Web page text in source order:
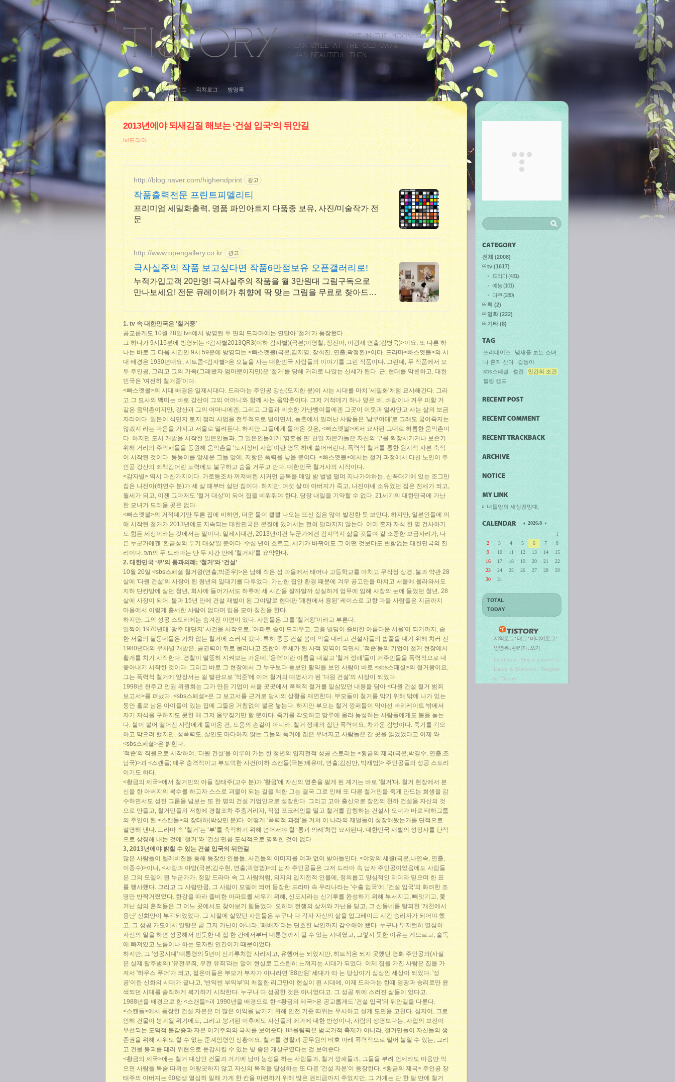
홈 태그 미디어로그 위치로그 방명록
2013년에야 되새김질 해보는 ‘건설 입국’의 뒤안길
tv/드라마
http://blog.naver.com/highendprint 광고
작품출력전문 프린트피델리티
프리미엄 세밀화출력, 명품 파인아트지 다품종 보유, 사진/미술작가 전
문
http://www.opengallery.co.kr 광고
극사실주의 작품 보고싶다면 작품6만점보유 오픈갤러리로!
누적가입고객 20만명! 극사실주의 작품을 월 3만원대 그림구독으로
만나보세요! 전문 큐레이터가 취향에 딱 맞는 그림을 무료로 찾아드립
니다.
1. tv 속 대한민국은 ‘철거중’
공교롭게도 10월 28일 tvn에서 방영된 두 편의 드라마에는 연달아 '철거'가 등장했다.
그 하나가 9시15분에 방영되는 <감자별2013QR3(이하 감자별)(극본;이영철, 장진아, 이광재 연출;김병욱)>이요, 또 다른 하
나는 바로 그 다음 시간인 9시 59분에 방영되는 <빠스껫볼(극본;김지영, 장희진, 연출;곽정환)>이다. 드라마<빠스껫볼>의 시
대 배경은 1930년대요, 시트콤<감자별>은 오늘을 사는 대한민국 사람들의 이야기를 그린 작품이다. 그런데, 두 작품에서 모
두 주인공, 그리고 그의 가족(그래봤자 엄마뿐이지만)은 '철거'를 당해 거리로 나앉는 신세가 된다. 근, 현대를 막론하고, 대한
민국은 '여전히 철거중'이다.
<빠스껫볼>의 시대 배경은 일제시대다. 드라마는 주인공 강산(도지한 분)이 사는 시대를 마치 '세밀화'처럼 묘사해간다. 그리
고 그 묘사의 백미는 바로 강산이 그의 어머니와 함께 사는 움막촌이다. 그저 거적데기 하나 덮은 비, 바람이나 겨우 피할 거
같은 움막촌이지만, 강산과 그의 어머니에겐, 그리고 그들과 비슷한 가난뱅이들에겐 그곳이 이웃과 얼싸안고 사는 삶의 보금
자리이다. 일본이 식민지 토지 정리 사업을 전투적으로 벌이면서, 농촌에서 밀려난 사람들은 '남부여대'로 그래도 굶어죽지는
않겠지 라는 마음을 가지고 서울로 밀려든다. 하지만 그들에게 돌아온 것은, <빠스껫볼>에서 묘사된 그대로 허름한 움막촌이
다. 하지만 도시 개발을 시작한 일본인들과, 그 일본인들에게 '영혼을 판' 친일 자본가들은 자신의 부를 확장시키거나 보존키
위해 거리의 주먹패들을 동원해 움막촌을 ‘도시정비 사업’이란 명목 하에 쓸어버린다. 폭력적 철거를 통한 원시적 자본 축적
이 시작된 것이다. 몽둥이를 앞세운 그들 앞에, 저항은 폭력을 낳을 뿐이다. <빠스껫볼>에서는 철거 과정에서 다친 노인이 주
인공 강산의 죄책감어린 노력에도 불구하고 숨을 거두고 만다. 대한민국 철거사의 시작이다.
<감자별> 역시 마찬가지이다. 가로등조차 꺼져버린 시커먼 골목을 매일 밤 벌벌 떨며 지나가야하는, 산꼭대기에 있는 조그만
집은 나진아(하연수 분)가 세 살 때부터 살던 집이다. 하지만, 여섯 살 때 아버지가 죽고, 나진아네 소유였던 집은 전세가 되고,
월세가 되고, 이젠 그마저도 '철거 대상'이 되어 집을 비워줘야 한다. 당장 내일을 기약할 수 없다. 21세기의 대한민국에 가난
한 모녀가 드리울 곳은 없다.
<빠스껫볼>의 거적데기만 두른 집에 비하면, 더운 물이 콸콸 나오는 뜨신 집은 많이 발전한 듯 보인다. 하지만, 일본인들에 의
해 시작된 철거가 2013년에도 지속되는 대한민국은 본질에 있어서는 전혀 달라지지 않는다. 어미 혼자 자식 한 명 건사하기
도 힘든 세상이라는 것에서는 말이다. 일제시대건, 2013년이건 누군가에겐 감지덕지 삶을 깃들여 갈 소중한 보금자리가, 다
른 누군가에겐 '환금성의 투기 대상'일 뿐이다. 수십 년이 흐르고, 세기가 바뀌어도 그 어떤 것보다도 변함없는 대한민국의 진
리이다. tvn의 두 드라마는 단 두 시간 만에 '철거사'를 요약한다.
2. 대한민국 ‘부’의 통과의례; ‘철거’와 ‘건설’
10월 20일 <sbs스페셜 철거왕(연출;박준우)>은 남해 작은 섬 마을에서 태어나 고등학교를 마치고 무작정 상경, 불과 약관 28
살에 '다원 건설'의 사장이 된 청년의 일대기를 다루었다. 가난한 집안 환경 때문에 겨우 공고만을 마치고 서울에 올라와서도
지하 단칸방에 살던 청년, 회사에 들어가서도 하루에 세 시간을 잘까말까 성실하게 업무에 임해 사장의 눈에 들었던 청년, 28
살에 사장이 되어, 불과 15년 만에 건설 재벌이 된 그야말로 현대판 '개천에서 용된' 케이스로 고향 마을 사람들은 지금까지
마을에서 이렇게 출세한 사람이 없다며 입을 모아 칭찬을 한다.
하지만, 그의 성공 스토리에는 숨겨진 이면이 있다. 사람들은 그를 '철거왕'이라고 부른다.
일찍이 1970년대 '광주 대단지' 사건을 시작으로, '아파트 숲이 드리우고, 고층 빌딩이 즐비한 아름다운 서울'이 되기까지, 숱
한 서울의 달동네들은 가차 없는 철거에 스러져 갔다. 특히 중동 건설 붐이 막을 내리고 건설사들의 밥줄을 대기 위해 치러 진
1980년대의 무차별 개발은, 공권력이 뒤로 물러나고 조합이 주체가 된 사적 영역이 되면서, '적준'등의 기업이 철거 현장에서
활개를 치기 시작한다. 경찰이 멀뚱히 지켜보는 가운데, '용역'이란 이름을 내걸고 '철거 깡패'들이 거주민들을 폭력적으로 내
쫓아내기 시작한 것이다. 그리고 바로 그 현장에서 그 누구보다 돋보인 활약을 보인 사람이 바로 <sbs스페셜>의 철거왕이요,
그는 폭력적 철거에 앞장서는 걸 발판으로 '적준'에 이어 철거의 대명사가 된 '다원 건설'의 사장이 되었다.
1998년 천주교 인권 위원회는 그가 만든 기업이 서울 곳곳에서 폭력적 철거를 일삼았던 내용을 담아 <다원 건설 철거 범죄
보고서>를 펴냈다. <sbs스페셜>은 그 보고서를 근거로 당시의 상황을 재연한다. 부모들이 철거를 막기 위해 밖에 나가 있는
동안 홀로 남은 아이들이 있는 집에 그들은 거침없이 불은 놓는다. 하지만 부모는 철거 깡패들이 막아선 바리케이트 밖에서
자기 자식을 구하지도 못한 채 그저 울부짖기만 할 뿐이다. 죽기를 각오하고 망루에 올라 농성하는 사람들에게도 불을 놓는
다. 불이 붙어 떨어진 사람에게 돌아온 건, 도움의 손길이 아니라, 철거 깡패의 집단 폭력이요, 차가운 감방이다. 죽기를 각오
하고 막으려 했지만, 성폭력도, 살인도 마다하지 않는 그들의 폭거에 집은 무너지고 사람들은 갈 곳을 잃었었다고 이제 와
<sbs스페셜>은 밝힌다.
'적준'의 직원으로 시작하여, '다원 건설'을 이루어 가는 한 청년의 입지전적 성공 스토리는 <황금의 제국(극본;박경수, 연출;조
남국)>과 <스캔들; 매우 충격적이고 부도덕한 사건(이하 스캔들(극본;배유미, 연출;김진만, 박재범)> 주인공들의 성공 스토리
이기도 하다.
<황금의 제국>에서 철거민의 아들 장태주(고수 분)가 '황금'에 자신의 영혼을 팔게 된 계기는 바로 '철거'다. 철거 현장에서 분
신을 한 아버지의 복수를 하고자 스스로 괴물이 되는 길을 택한 그는 결국 그로 인해 또 다른 철거민을 죽게 만드는 희생을 감
수하면서도 성진 그룹을 넘보는 또 한 명의 건설 기업인으로 성장한다. 그리고 고아 출신으로 장인의 천하 건설을 자신의 것
으로 만들고, 철거민들의 저항에 경찰조차 주춤거리자, 직접 포크레인을 밀고 철거를 감행하는 건설사 오너가 바로 태하그룹
의 주인이 된 <스캔들>의 장태하(박상민 분)다. 어떻게 ‘폭력적 과정’을 거쳐 이 나라의 재벌들이 성장해왔는가를 단적으로
설명해 낸다. 드라마 속 ‘철거’는 ‘부’를 축적하기 위해 넘어서야 할 ‘통과 의례’처럼 묘사된다. 대한민국 재벌의 성장사를 단적
으로 상징해 내는 것에 ‘철거’와 ‘건설’만큼 도식적으로 명확한 것이 없다.
3, 2013년에야 밝힐 수 있는 건설 입국의 뒤안길
많은 사람들이 텔레비젼을 통해 등장한 인물들, 사건들의 이미지를 여과 없이 받아들인다. <야망의 세월(극본;나연숙, 연출;
이종수)>이나, <사랑과 야망(극본;김수현, 연출;곽영범)>의 남자 주인공들은 그저 드라마 속 남자 주인공이었음에도 사람들
은 그의 모델이 된 누군가가, 정말 드라마 속 그 사람처럼, 의지의 입지전적 인물에, 정의롭고 양심적인 리더라 믿으며 한 표
를 행사했다. 그리고 그 사람만큼, 그 사람이 모델이 되어 등장한 드라마 속 우리나라는 '수출 입국'에, '건설 입국'의 화려한 조
명만 반짝거렸었다. 한강을 따라 즐비한 아파트를 세우기 위해, 신도시라는 신기루를 완성하기 위해 부서지고, 빼앗기고, 쫓
겨난 삶의 흔적들은 그 어느 곳에서도 찾아보기 힘들었다. 오히려 전쟁의 상처와 가난을 딛고, 그 산동네를 탈피한 '개천에서
용난' 신화만이 부각되었었다. 그 시절에 살았던 사람들은 누구나 다 각자 자신의 삶을 업그레이드 시킨 승리자가 되어야 했
고, 그 성공 가도에서 일탈은 곧 그저 가난이 아니라, '패배자'라는 단호한 낙인까지 감수해야 했다. 누구나 부지런히 열심히
자신의 일을 하면 성공해서 번듯한 내 집 한 칸에서부터 대통령까지 될 수 있는 시대였고, 그렇지 못한 이유는 게으르고, 술독
에 빠져있고 노름이나 하는 모자란 인간이기 때문이었다.
하지만, 그 '성공시대' 대통령의 5년이 신기루처럼 사라지고, 유행어는 되었지만, 히트작은 되지 못했던 영화 주인공의(사실
은 실제 탈주범의) '유전무죄, 무전 유죄'라는 말이 현실로 고스란히 느껴지는 시대가 되었다. 이제 집을 가진 사람은 집을 가
져서 '하우스 푸어'가 되고, 젊은이들은 부모가 부자가 아니라면 '88만원' 세대가 따 논 당상이기 십상인 세상이 되었다. '성
공'이란 신화의 시대가 끝나고, '빈익빈 부익부'의 처절한 리그만이 현실이 된 시대에, 이제 드라마는 한때 영광과 승리로만 윤
색되던 시대를 솔직하게 복기하기 시작한다. 누구나 다 성공한 것은 아니었다고. 그 성공 뒤에 스러진 삶들이 있다고.
1988년을 배경으로 한 <스캔들>과 1990년을 배경으로 한 <황금의 제국>은 공교롭게도 '건설 입국'의 뒤안길을 다룬다.
<스캔들>에서 등장한 건설 자본은 더 많은 이익을 남기기 위해 안전 기준 따위는 무시하고 설계 도면을 고친다. 심지어, 그로
인해 건물이 붕괴될 위기에도, 그리고 붕괴된 이후에도 자신들의 죄과에 대한 반성이나, 사람의 생명보다는, 사업의 보전이
우선되는 도덕적 불감증과 자본 이기주의의 극치를 보여준다. 88올림픽은 범국가적 축제가 아니라, 철거민들이 자신들의 생
존권을 위해 시위도 할 수 없는 준계엄령인 상황이요, 철거를 경찰과 공무원의 비호 아래 폭력적으로 밀어 붙일 수 있는, 그리
고 건물 붕괴를 테러 위협으로 둔갑시킬 수 있는 빛 좋은 개살구였다는 걸 보여준다.
<황금의 제국>에는 철거 대상인 건물과 거기에 남아 농성을 하는 사람들과, 철거 깡패들과, 그들을 부려 언제라도 마음만 먹
으면 사람들 목숨 따위는 아랑곳하지 않고 자신의 목적을 달성하는 또 다른 '건설 자본'이 등장한다. <황금의 제국> 주인공 장
태주의 아버지는 60평생 열심히 일해 가게 한 칸을 마련하기 위해 많은 권리금까지 주었지만, 그 가게는 단 한 달 만에 철거
전체 (2008)
tv (1617)
드라마(431)
예능(101)
다큐(280)
책 (2)
영화(222)
기타 (8)
쓰리데이즈
냄새를 보는 소녀
나 혼자 산다
갑동이
sbs스페셜
썰전
인간의 조건
힐링 캠프
너돌양의 세상전망대.
2026.8
1
2
3 4 5 6 7
8
9
10 11 12 13 14
15
16
17 18 19 20 21
22
23
24 25 26 27 28
29
30
31
지역로그 :태그 : 미디어로그 :
방명록 :관리자: 쓰기
meditator's Blog is powered by
Daum & Tattertools / Designed
by Tistory